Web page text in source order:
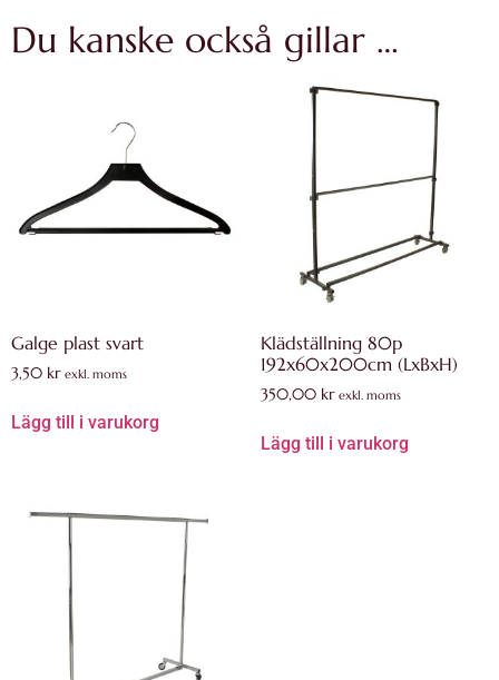
Du kanske också gillar …
Galge plast svart
3,50 kr exkl. moms
Lägg till i varukorg
Klädställning 80p
192x60x200cm (LxBxH)
350,00 kr exkl. moms
Lägg till i varukorg